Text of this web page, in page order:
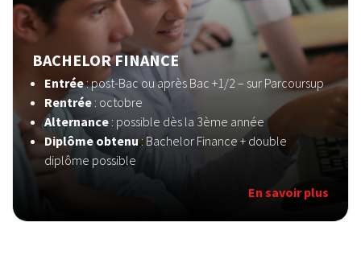
BACHELOR FINANCE
Entrée: post-Bac ou après Bac +1/2 – sur Parcoursup
Rentrée : octobre
Alternance : possible dès la 3ème année
Diplôme obtenu: Bachelor Finance + double
diplôme possible
En savoir plus